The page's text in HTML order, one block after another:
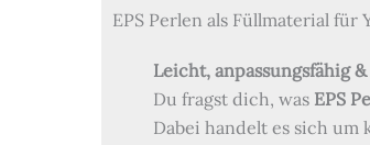
EPS Perlen als Füllmaterial
Leicht, anpassungsfähig
Du fragst dich, was EPS
Dabei handelt es sich um